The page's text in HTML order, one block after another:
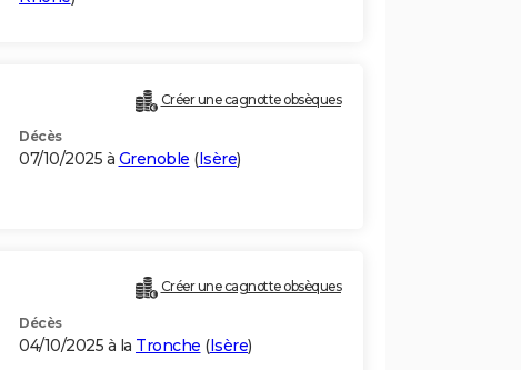
Créer une cagnotte obsèques
Décès
07/10/2025 à Grenoble (Isère)
Créer une cagnotte obsèques
Décès
04/10/2025 à la Tronche (Isère)